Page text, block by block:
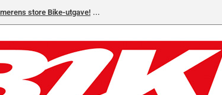
store Bike-utgave!
Yamaha og BMW